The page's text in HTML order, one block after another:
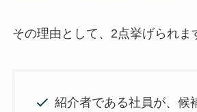
その理由として、2点挙げられま
紹介者である社員が、候